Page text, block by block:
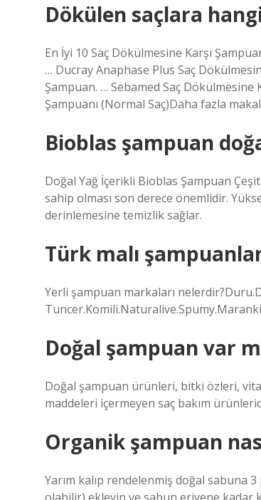
Dökülen saçlara
En İyi 10 Saç Dökülmesine Karşı
… Ducray Anaphase Plus Saç
Şampuan. … Sebamed Saç Dökülmesine
Şampuanı (Normal Saç)Daha fazla
Bioblas şampuan
Doğal Yağ İçerikli Bioblas Şampuan
sahip olması son derece önemlidir.
derinlemesine temizlik sağlar.
Türk malı
Yerli şampuan markaları
Doğal şampuan var
Doğal şampuan ürünleri, bitki özleri,
maddeleri içermeyen saç bakım
Organik şampuan
Yarım kalıp rendelenmiş doğal sabuna 3